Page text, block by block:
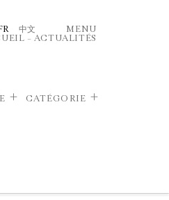
中文
MENU
– ACTUALITÉS
CATÉGORIE